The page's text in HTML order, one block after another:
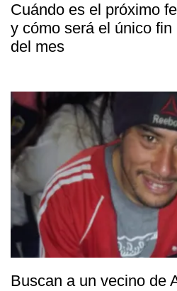
Cuándo es el próximo
y cómo será el único
del mes
Buscan a un vecino de